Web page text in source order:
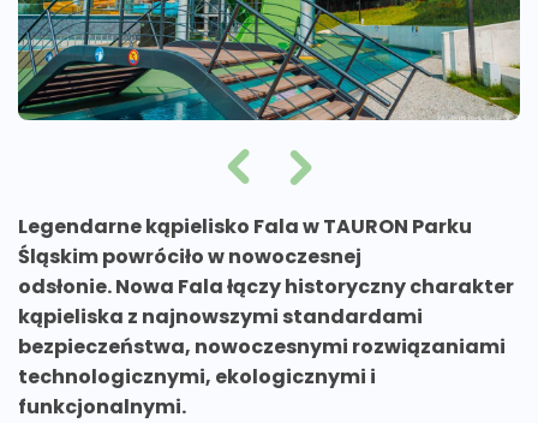
Legendarne kąpielisko Fala w TAURON Parku
Śląskim powróciło w nowoczesnej
odsłonie. Nowa Fala łączy historyczny charakter
kąpieliska z najnowszymi standardami
bezpieczeństwa, nowoczesnymi rozwiązaniami
technologicznymi, ekologicznymi i
funkcjonalnymi.